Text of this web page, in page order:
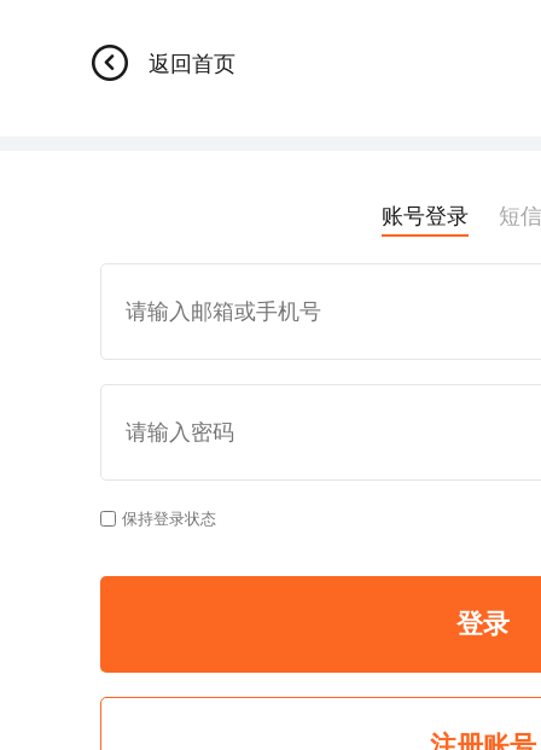
返回首页
账号登录 短
保持登录状态
登录